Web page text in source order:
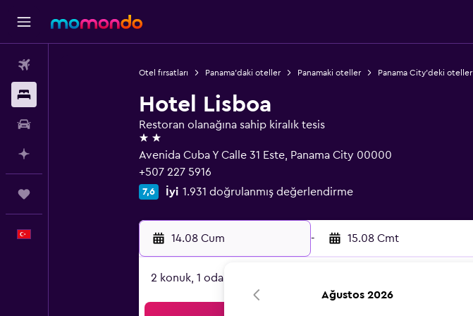
Otel fırsatları Panama'daki oteller Panamaki oteller Panama City'deki oteller
Hotel Lisboa
Restoran olanağına sahip kiralık tesis
2 yıldız
Avenida Cuba Y Calle 31 Este, Panama City 00000
+507 227 5916
7,6 İyi 1.931 doğrulanmış değerlendirme
14.08 Cum - 15.08 Cmt
2 konuk, 1 oda
Ağustos 2026